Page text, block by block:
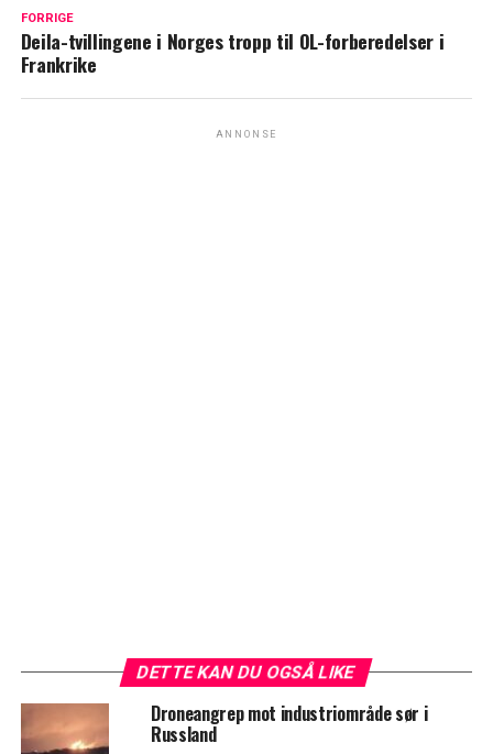
FORRIGE
Deila-tvillingene i Norges tropp til OL-forberedelser i
Frankrike
ANNONSE
DETTE KAN DU OGSÅ LIKE
Droneangrep mot industriområde sør i
Russland